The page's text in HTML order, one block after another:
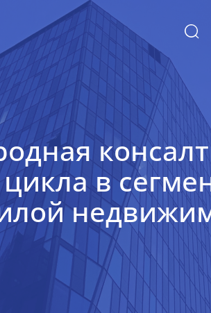
О нас
Эксперты
Карьера
в